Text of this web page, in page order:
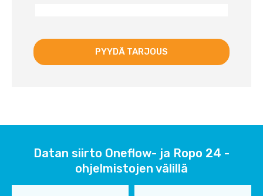
Datan siirto Oneflow- ja Ropo 24 -
ohjelmistojen välillä